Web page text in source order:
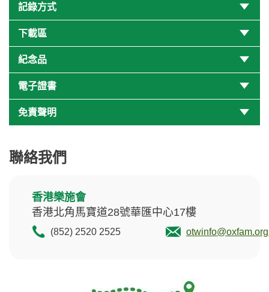
記錄方式
下載區
紀念品
電子證書
免責聲明
聯絡我們
香港樂施會
香港北角馬寶道28號華匯中心17樓
(852) 2520 2525 otwinfo